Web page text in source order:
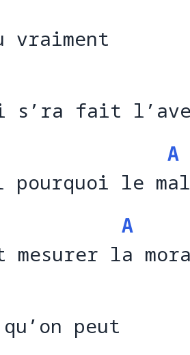
vraiment
s’ra fait
pourquoi le m
A
a
pourquoi le
mesurer l
A
a
mesurer la
qu’on
peut